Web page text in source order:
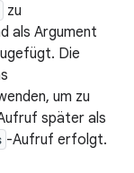
zu
als Argument
Die
um zu
später als
-Aufruf erfolgt.